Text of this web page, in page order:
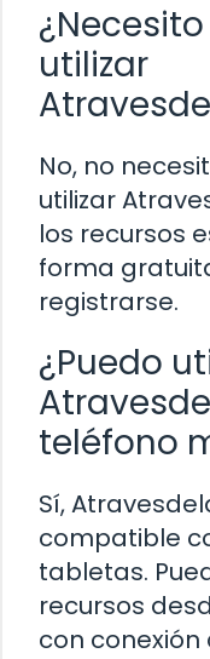
utilizar
No, no
utilizar
los recursos
forma
registrarse.
¿Puedo
teléfono
Sí,
compatible
tabletas.
recursos
con conexión